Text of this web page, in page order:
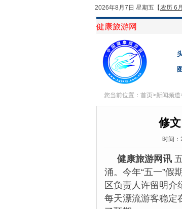
2026年8月7日 星期五 【农历 6
健康旅游网
您当前位置： 首页>新闻频道
修
时间
健康旅游网讯
涌。今年“五一”假
区负责人许留明介
每天漂流游客稳定